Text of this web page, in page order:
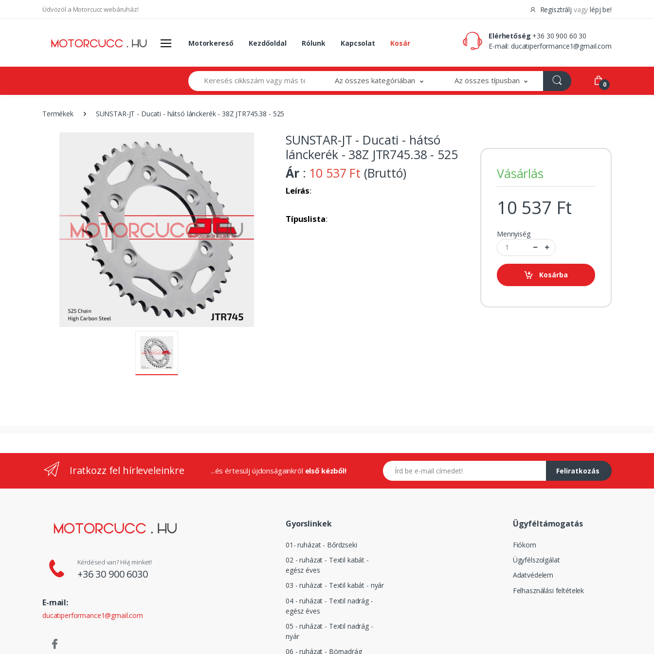
Üdvözöl a Motorcucc webáruház! Regisztrálj vagy lépj be!
Motorkereső Kezdőoldal Rólunk Kapcsolat Kosár
Elérhetőség +36 30 900 60 30
E-mail:ducatiperformance1@gmail.com
Search Az összes kategóriában Az összes típusban 0
Termékek SUNSTAR-JT - Ducati - hátsó lánckerék - 38Z JTR745.38 - 525
SUNSTAR-JT - Ducati - hátsó
lánckerék - 38Z JTR745.38 - 525
Ár : 10 537 Ft (Bruttó)
Leírás:
Típuslista:
Vásárlás
10 537 Ft
Mennyiség
Kosárba
Iratkozz fel hírleveleinkre ...és értesülj újdonságainkról első kézből!
E-mail címed
Feliratkozás
Kérdésed van? Hívj minket!
+36 30 900 6030
E-mail:
ducatiperformance1@gmail.com
Gyorslinkek
01- ruházat - Bőrdzseki
02 - ruházat - Textil kabát -
egész éves
03 - ruházat - Textil kabát - nyár
04 - ruházat - Textil nadrág -
egész éves
05 - ruházat - Textil nadrág -
nyár
06 - ruházat - Börnadrág
Ügyféltámogatás
Fiókom
Ügyfélszolgálat
Adatvédelem
Felhasználási feltételek